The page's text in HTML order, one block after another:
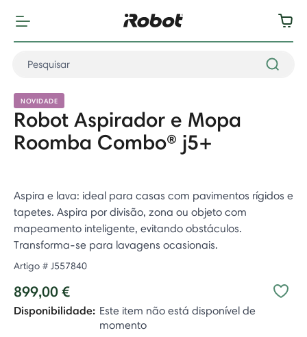
NOVIDADE
Robot Aspirador e Mopa
Roomba Combo® j5+
Aspira e lava: ideal para casas com pavimentos rígidos e
tapetes. Aspira por divisão, zona ou objeto com
mapeamento inteligente, evitando obstáculos.
Transforma-se para lavagens ocasionais. ​
Artigo # J557840
899,00 €
Disponibilidade: Este item não está disponível de
momento